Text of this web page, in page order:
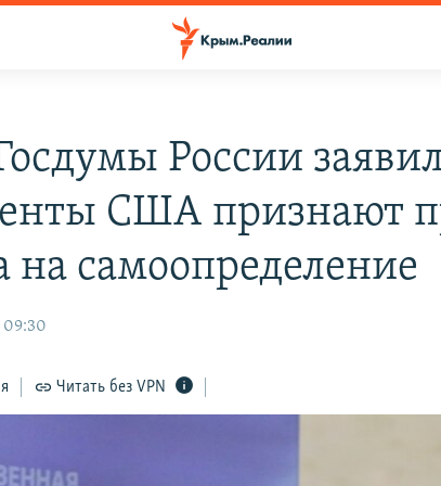
России
США признают
самоопределение
09:30
Читать без VPN